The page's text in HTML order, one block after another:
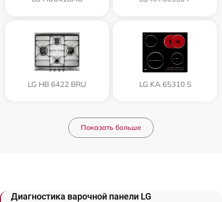
LG HB 6422 BRU LG KA 65310 S
Показать больше
Диагностика варочной панели LG